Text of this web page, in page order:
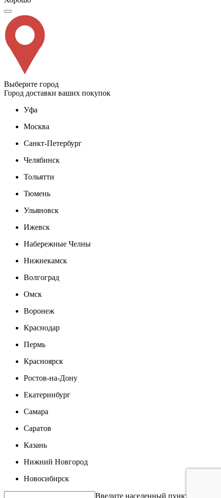
Выберите город
Город доставки ваших покупок
Уфа
Москва
Санкт-Петербург
Челябинск
Тольятти
Тюмень
Ульяновск
Ижевск
Набережные Челны
Нижнекамск
Волгоград
Омск
Воронеж
Краснодар
Пермь
Красноярск
Ростов-на-Дону
Екатеринбург
Самара
Саратов
Казань
Нижний Новгород
Новосибирск
Введите населенный пункт